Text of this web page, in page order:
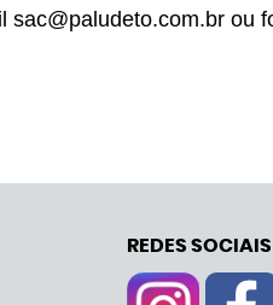
sac@paludeto.com.br ou
REDES SOCIAIS